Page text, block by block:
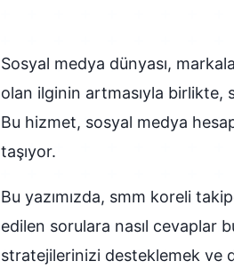
Sosyal medya dünyası,
olan ilginin artmasıyla
Bu hizmet, sosyal medya
taşıyor.
Bu yazımızda, smm koreli
edilen sorulara nasıl cevaplar
stratejilerinizi desteklemek ve